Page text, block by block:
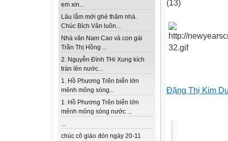
em xin...
Lâu lắm mới ghé thăm nhà.
Chúc Bích Vân luôn...
Nhà văn Nam Cao và con gái
Trần Thị Hồng ...
2. Nguyễn Đình THi Xung kích
tràn lên nước...
1. Hồ Phương Trên biển lớn
mênh mông sóng...
1. Hồ Phương Trên biển lớn
mênh mông sóng nước ...
...
chúc cô giáo đón ngày 20-11
Đặng Thị Kim